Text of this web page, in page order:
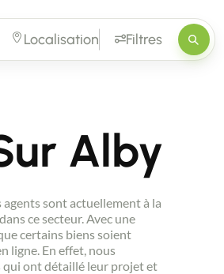
Localisation Filtres
Alby
agents sont actuellement à la
ce secteur. Avec une
certains biens soient
ligne. En effet, nous
ont détaillé leur projet et